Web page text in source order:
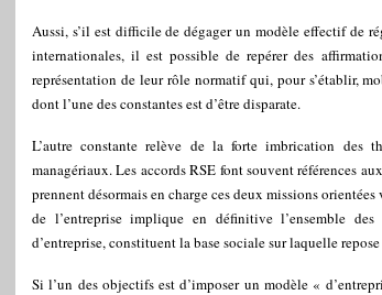
Aussi, s’il est difficile de dégager un modèle effectif de
internationales, il est possible de repérer des
représentation de leur rôle normatif qui, pour s’établir,
dont l’une des constantes est d’être disparate.
L’autre constante relève de la forte imbrication des
managériaux. Les accords RSE font souvent références
prennent désormais en charge ces deux missions
de l’entreprise implique en définitive l’ensemble
d’entreprise, constituent la base sociale sur laquelle
Si l’un des objectifs est d’imposer un modèle «